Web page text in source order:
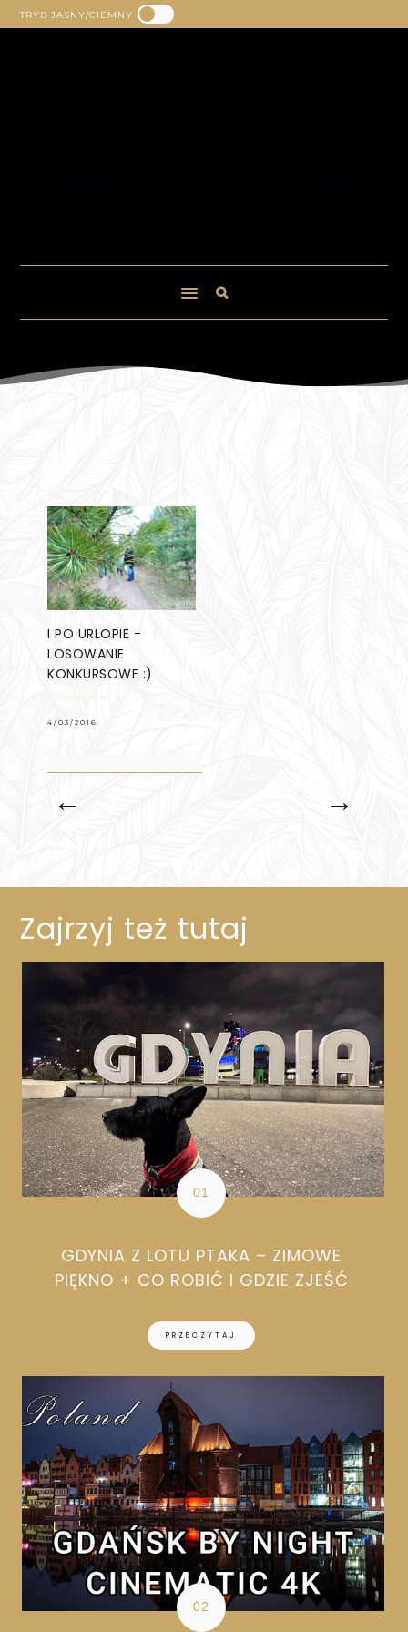
TRYB JASNY/CIEMNY
I PO URLOPIE -
LOSOWANIE
KONKURSOWE :)
4/03/2016
← →
Zajrzyj też tutaj
GDYNIA Z LOTU PTAKA – ZIMOWE
PIĘKNO + CO ROBIĆ I GDZIE ZJEŚĆ
PRZECZYTAJ